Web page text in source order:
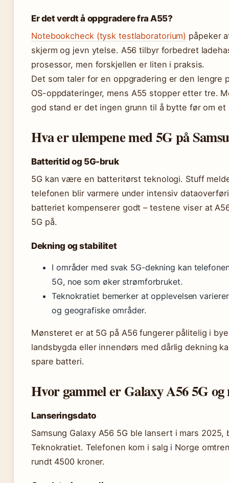
Er det verdt å oppgradere fra A55?
Notebookcheck (tysk testlaboratorium) påpeker
skjerm og jevn ytelse. A56 tilbyr forbedret
prosessor, men forskjellen er liten i praksis.
Det som taler for en oppgradering er den lengre
OS-oppdateringer, mens A55 stopper etter tre.
god stand er det ingen grunn til å bytte før om et
Hva er ulempene med 5G på
Batteritid og 5G-bruk
5G kan være en batteritørst teknologi. Stuff
telefonen blir varmere under intensiv
batteriet kompenserer godt – testene viser at
5G på.
Dekning og stabilitet
I områder med svak 5G-dekning kan
5G, noe som øker strømforbruket.
Teknokratiet bemerker at opplevelsen
og geografiske områder.
Mønsteret er at 5G på A56 fungerer pålitelig i
landsbygda eller innendørs med dårlig dekning
spare batteri.
Hvor gammel er Galaxy A56 5G
Lanseringsdato
Samsung Galaxy A56 5G ble lansert i mars
Teknokratiet. Telefonen kom i salg i Norge
rundt 4500 kroner.